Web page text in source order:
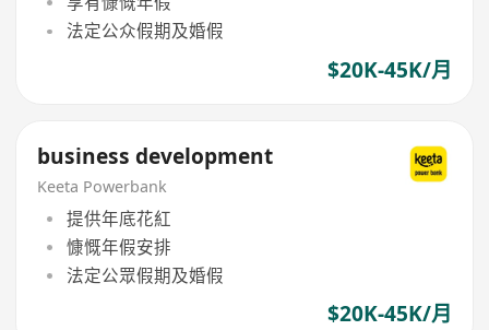
法定公众假期及婚假
$20K-45K/月
business development
Keeta Powerbank
提供年底花紅
慷慨年假安排
法定公眾假期及婚假
$20K-45K/月